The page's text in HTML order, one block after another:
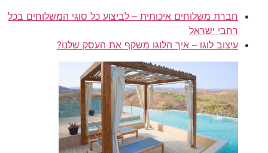
חברת משלוחים איכותית – לביצוע כל סוגי המשלוחים בכל
רחבי ישראל
עיצוב לוגו – איך הלוגו משקף את העסק שלנו?